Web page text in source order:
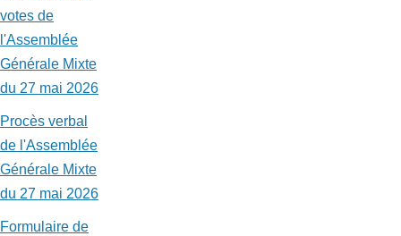
votes de
l'Assemblée
Générale Mixte
du 27 mai 2026
Procès verbal
de l'Assemblée
Générale Mixte
du 27 mai 2026
Formulaire de